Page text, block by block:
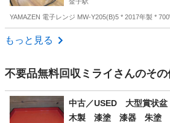
YAMAZEN 電子レンジ MW-Y205(B)5 * 2017年製 *
埼玉 入間市
もっと見る
不要品無料回収ミライ さんのその
中古／USED 大型賞状
木製 漆塗 漆器 朱塗